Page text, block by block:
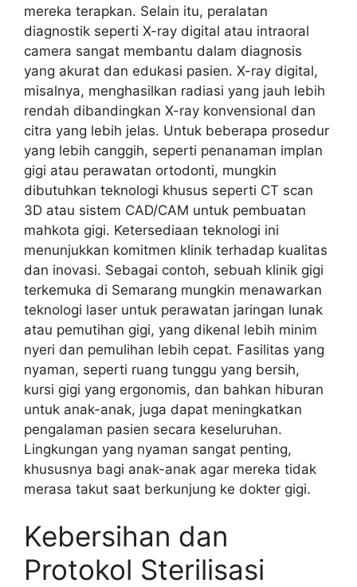
mereka terapkan. Selain itu, peralatan
diagnostik seperti X-ray digital atau intraoral
camera sangat membantu dalam diagnosis
yang akurat dan edukasi pasien. X-ray digital,
misalnya, menghasilkan radiasi yang jauh lebih
rendah dibandingkan X-ray konvensional dan
citra yang lebih jelas. Untuk beberapa prosedur
yang lebih canggih, seperti penanaman implan
gigi atau perawatan ortodonti, mungkin
dibutuhkan teknologi khusus seperti CT scan
3D atau sistem CAD/CAM untuk pembuatan
mahkota gigi. Ketersediaan teknologi ini
menunjukkan komitmen klinik terhadap kualitas
dan inovasi. Sebagai contoh, sebuah klinik gigi
terkemuka di Semarang mungkin menawarkan
teknologi laser untuk perawatan jaringan lunak
atau pemutihan gigi, yang dikenal lebih minim
nyeri dan pemulihan lebih cepat. Fasilitas yang
nyaman, seperti ruang tunggu yang bersih,
kursi gigi yang ergonomis, dan bahkan hiburan
untuk anak-anak, juga dapat meningkatkan
pengalaman pasien secara keseluruhan.
Lingkungan yang nyaman sangat penting,
khususnya bagi anak-anak agar mereka tidak
merasa takut saat berkunjung ke dokter gigi.
Kebersihan dan
Protokol Sterilisasi